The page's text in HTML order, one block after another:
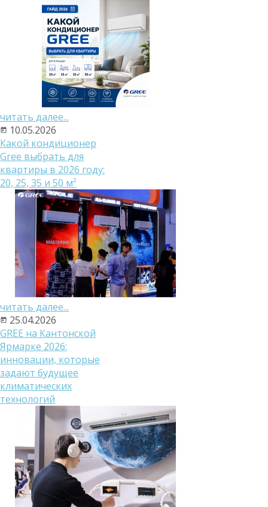
читать далее...
10.05.2026
Какой кондиционер
Gree выбрать для
квартиры в 2026 году:
20, 25, 35 и 50 м²
читать далее...
25.04.2026
GREE на Кантонской
Ярмарке 2026:
инновации, которые
задают будущее
климатических
технологий